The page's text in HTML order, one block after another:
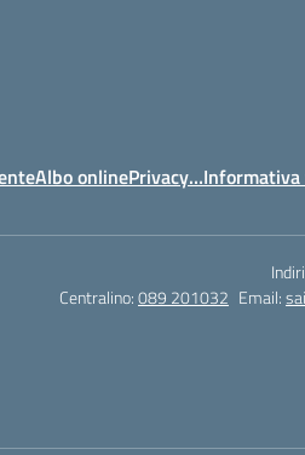
Albo online
Centralino:089 201032 Email: